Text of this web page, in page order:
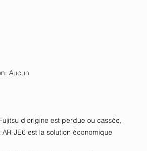
: Aucun
d'origine est perdue ou cassée,
JE6 est la solution économique